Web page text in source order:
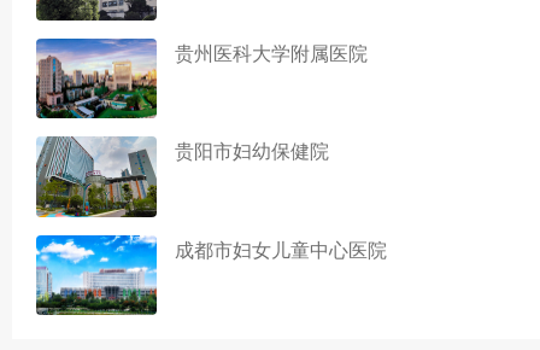
贵州医科大学附属医院
贵阳市妇幼保健院
成都市妇女儿童中心医院